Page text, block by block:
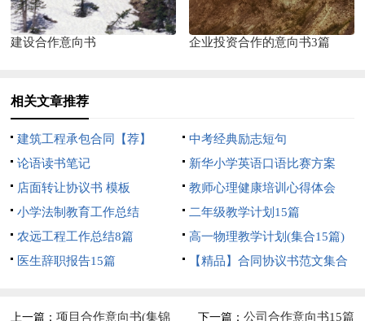
建设合作意向书 企业投资合作的意向书3篇
相关文章推荐
建筑工程承包合同【荐】
中考经典励志短句
论语读书笔记
新华小学英语口语比赛方案
店面转让协议书 模板
教师心理健康培训心得体会
小学法制教育工作总结
二年级教学计划15篇
农远工程工作总结8篇
高一物理教学计划(集合15篇)
医生辞职报告15篇
【精品】合同协议书范文集合
上一篇：项目合作意向书(集锦 下一篇： 公司合作意向书15篇